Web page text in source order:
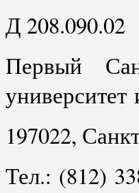
Д 208.090.02
Первый
197022,
Тел.: (812)